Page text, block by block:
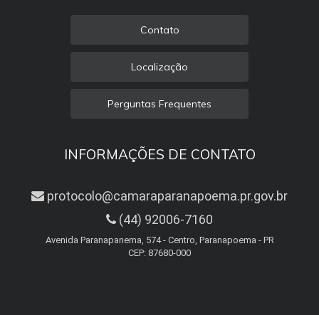
Contato
Localização
Perguntas Frequentes
INFORMAÇÕES DE CONTATO
protocolo@camaraparanapoema.pr.gov.br
(44) 92006-7160
Avenida Paranapanema, 574 - Centro, Paranapoema - PR
CEP: 87680-000